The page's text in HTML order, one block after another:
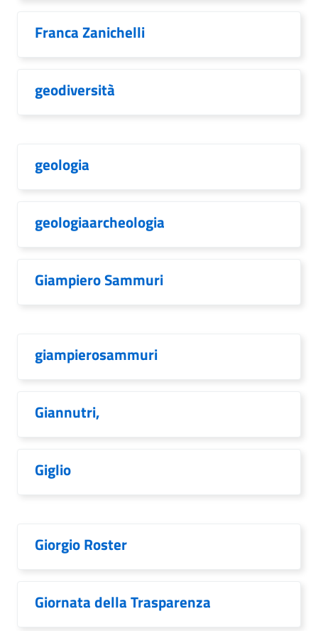
Franca Zanichelli
geodiversità
geologia
geologiaarcheologia
Giampiero Sammuri
giampierosammuri
Giannutri,
Giglio
Giorgio Roster
Giornata della Trasparenza